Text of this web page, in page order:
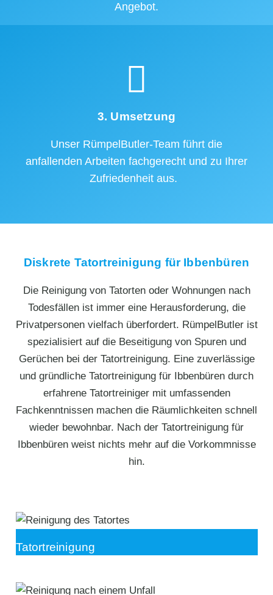
Angebot.
3. Umsetzung
Unser RümpelButler-Team führt die
anfallenden Arbeiten fachgerecht und zu Ihrer
Zufriedenheit aus.
Diskrete Tatortreinigung für Ibbenbüren
Die Reinigung von Tatorten oder Wohnungen nach
Todesfällen ist immer eine Herausforderung, die
Privatpersonen vielfach überfordert. RümpelButler ist
spezialisiert auf die Beseitigung von Spuren und
Gerüchen bei der Tatortreinigung. Eine zuverlässige
und gründliche Tatortreinigung für Ibbenbüren durch
erfahrene Tatortreiniger mit umfassenden
Fachkenntnissen machen die Räumlichkeiten schnell
wieder bewohnbar. Nach der Tatortreinigung für
Ibbenbüren weist nichts mehr auf die Vorkommnisse
hin.
Tatortreinigung